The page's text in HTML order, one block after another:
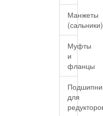
Манжеты
(сальники)
Муфты
и
фланцы
для